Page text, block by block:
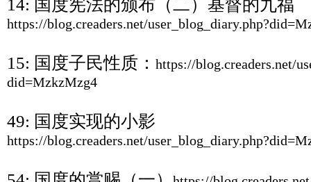
14: 国度宪法的颁布（二）基督的九福
https://blog.creaders.net/
15: 国度子民性质： https://blog.creaders.net/
did=MzkzMzg4
49: 国度实现的小影
https://blog.creaders.net/